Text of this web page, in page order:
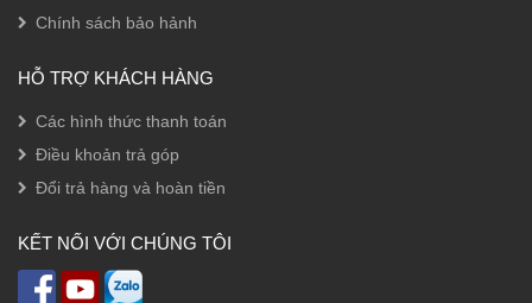
Chính sách bảo hảnh
HỖ TRỢ KHÁCH HÀNG
Các hình thức thanh toán
Điều khoản trả góp
Đổi trả hàng và hoàn tiền
KẾT NỐI VỚI CHÚNG TÔI